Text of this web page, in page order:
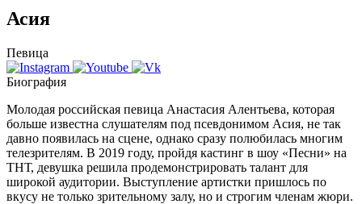
Асия
Певица
Биография
Молодая российская певица Анастасия Алентьева, которая
больше известна слушателям под псевдонимом Асия, не так
давно появилась на сцене, однако сразу полюбилась многим
телезрителям. В 2019 году, пройдя кастинг в шоу «Песни» на
ТНТ, девушка решила продемонстрировать талант для
широкой аудитории. Выступление артистки пришлось по
вкусу не только зрительному залу, но и строгим членам жюри.